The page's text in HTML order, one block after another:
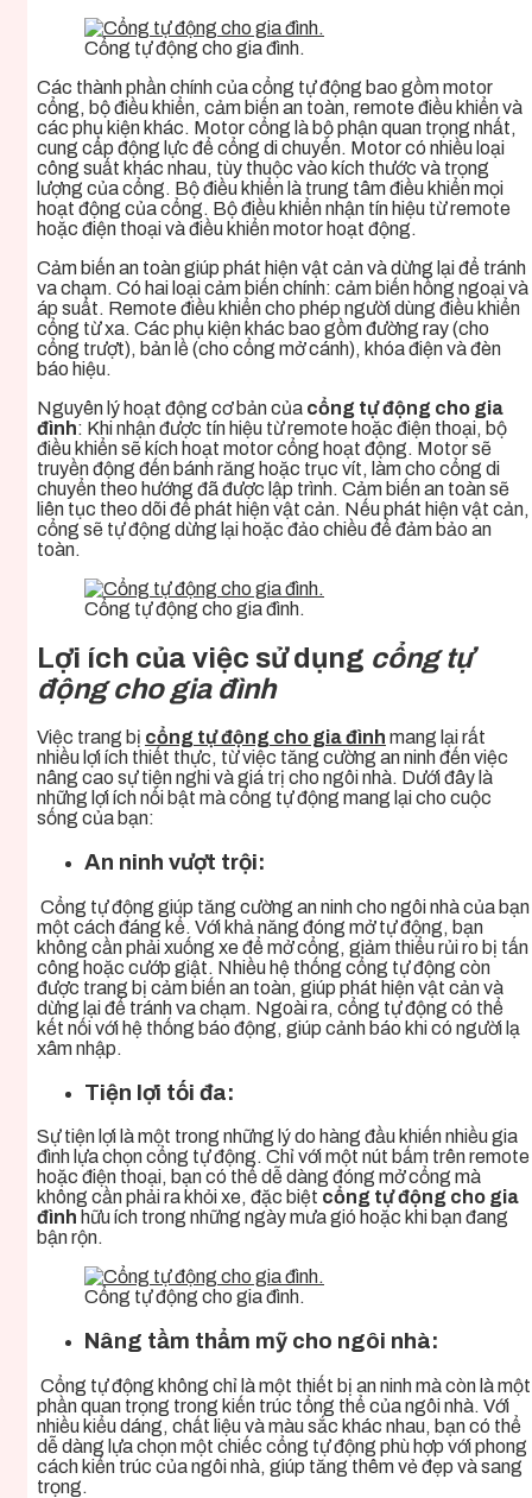
Cổng tự động cho gia đình.
Các thành phần chính của cổng tự động bao gồm motor
cổng, bộ điều khiển, cảm biến an toàn, remote điều khiển và
các phụ kiện khác. Motor cổng là bộ phận quan trọng nhất,
cung cấp động lực để cổng di chuyển. Motor có nhiều loại
công suất khác nhau, tùy thuộc vào kích thước và trọng
lượng của cổng. Bộ điều khiển là trung tâm điều khiển mọi
hoạt động của cổng. Bộ điều khiển nhận tín hiệu từ remote
hoặc điện thoại và điều khiển motor hoạt động.
Cảm biến an toàn giúp phát hiện vật cản và dừng lại để tránh
va chạm. Có hai loại cảm biến chính: cảm biến hồng ngoại và
áp suất. Remote điều khiển cho phép người dùng điều khiển
cổng từ xa. Các phụ kiện khác bao gồm đường ray (cho
cổng trượt), bản lề (cho cổng mở cánh), khóa điện và đèn
báo hiệu.
Nguyên lý hoạt động cơ bản của cổng tự động cho gia
đình: Khi nhận được tín hiệu từ remote hoặc điện thoại, bộ
điều khiển sẽ kích hoạt motor cổng hoạt động. Motor sẽ
truyền động đến bánh răng hoặc trục vít, làm cho cổng di
chuyển theo hướng đã được lập trình. Cảm biến an toàn sẽ
liên tục theo dõi để phát hiện vật cản. Nếu phát hiện vật cản,
cổng sẽ tự động dừng lại hoặc đảo chiều để đảm bảo an
toàn.
Cổng tự động cho gia đình.
Lợi ích của việc sử dụng cổng tự
động cho gia đình
Việc trang bị cổng tự động cho gia đình mang lại rất
nhiều lợi ích thiết thực, từ việc tăng cường an ninh đến việc
nâng cao sự tiện nghi và giá trị cho ngôi nhà. Dưới đây là
những lợi ích nổi bật mà cổng tự động mang lại cho cuộc
sống của bạn:
An ninh vượt trội:
Cổng tự động giúp tăng cường an ninh cho ngôi nhà của bạn
một cách đáng kể. Với khả năng đóng mở tự động, bạn
không cần phải xuống xe để mở cổng, giảm thiểu rủi ro bị tấn
công hoặc cướp giật. Nhiều hệ thống cổng tự động còn
được trang bị cảm biến an toàn, giúp phát hiện vật cản và
dừng lại để tránh va chạm. Ngoài ra, cổng tự động có thể
kết nối với hệ thống báo động, giúp cảnh báo khi có người lạ
xâm nhập.
Tiện lợi tối đa:
Sự tiện lợi là một trong những lý do hàng đầu khiến nhiều gia
đình lựa chọn cổng tự động. Chỉ với một nút bấm trên remote
hoặc điện thoại, bạn có thể dễ dàng đóng mở cổng mà
không cần phải ra khỏi xe, đặc biệt cổng tự động cho gia
đình hữu ích trong những ngày mưa gió hoặc khi bạn đang
bận rộn.
Cổng tự động cho gia đình.
Nâng tầm thẩm mỹ cho ngôi nhà:
Cổng tự động không chỉ là một thiết bị an ninh mà còn là một
phần quan trọng trong kiến trúc tổng thể của ngôi nhà. Với
nhiều kiểu dáng, chất liệu và màu sắc khác nhau, bạn có thể
dễ dàng lựa chọn một chiếc cổng tự động phù hợp với phong
cách kiến trúc của ngôi nhà, giúp tăng thêm vẻ đẹp và sang
trọng.